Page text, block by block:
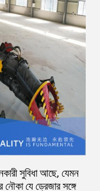
সুবিধা আছে, যেমন
যে ড্রেজার সঙ্গে